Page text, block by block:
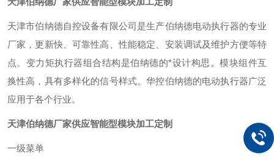
天津市伯纳德自控设备有限公司是生产伯纳德电动执行器的专业
厂家，更新快、可靠性高、性能稳定、安装调试及维护方便等特
点。变力矩执行器组合结构是伯纳德的*设计构思。模块组件互
换性高，具有多样化的信号样式。华控伯纳德的电动执行器广泛
应用于各个行业。
天津伯纳德厂家供应智能型模块加工定制
一级菜单